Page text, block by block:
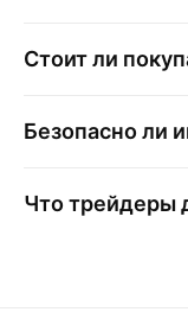
Стоит ли
Безопасно ли
Что трейдеры